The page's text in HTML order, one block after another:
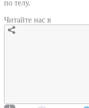
по телу.
Читайте нас в